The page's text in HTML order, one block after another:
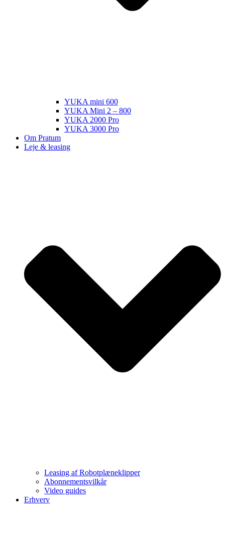
YUKA mini 600
YUKA Mini 2 – 800
YUKA 2000 Pro
YUKA 3000 Pro
Om Pratum
Leje & leasing
Leasing af Robotplæneklipper
Abonnementsvilkår
Video guides
Erhverv